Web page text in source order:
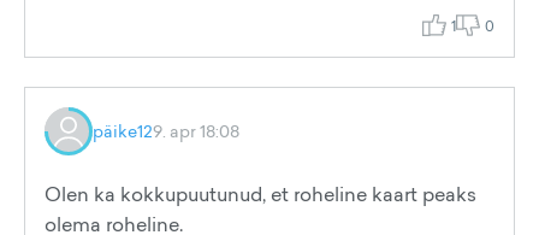
1 0
päike129. apr 18:08
Olen ka kokkupuutunud, et roheline kaart peaks
olema roheline.